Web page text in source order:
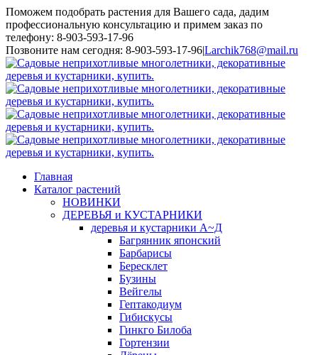
Поможем подобрать растения для Вашего сада, дадим
профессиональную консультацию и примем заказ по
телефону: 8-903-593-17-96
Toggle
SlidingBar
Area
Позвоните нам сегодня: 8-903-593-17-96|Larchik768@mail.ru
Главная
Каталог растений
НОВИНКИ
ДЕРЕВЬЯ и КУСТАРНИКИ
деревья и кустарники А~Д
Багрянник японский
Барбарисы
Бересклет
Бузины
Вейгелы
Гептакодиум
Гибискусы
Гинкго Билоба
Гортензии